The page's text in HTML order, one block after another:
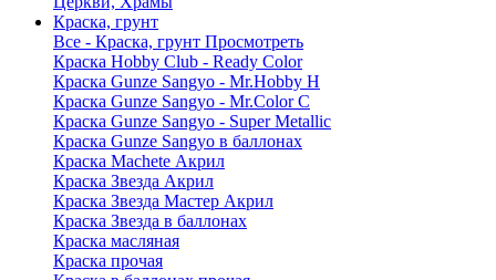
Краска, грунт
Все - Краска, грунт Просмотреть
Краска Hobby Club - Ready Color
Краска Gunze Sangyo - Mr.Hobby H
Краска Gunze Sangyo - Mr.Color C
Краска Gunze Sangyo - Super Metallic
Краска Gunze Sangyo в баллонах
Краска Machete Акрил
Краска Звезда Акрил
Краска Звезда Мастер Акрил
Краска Звезда в баллонах
Краска масляная
Краска прочая